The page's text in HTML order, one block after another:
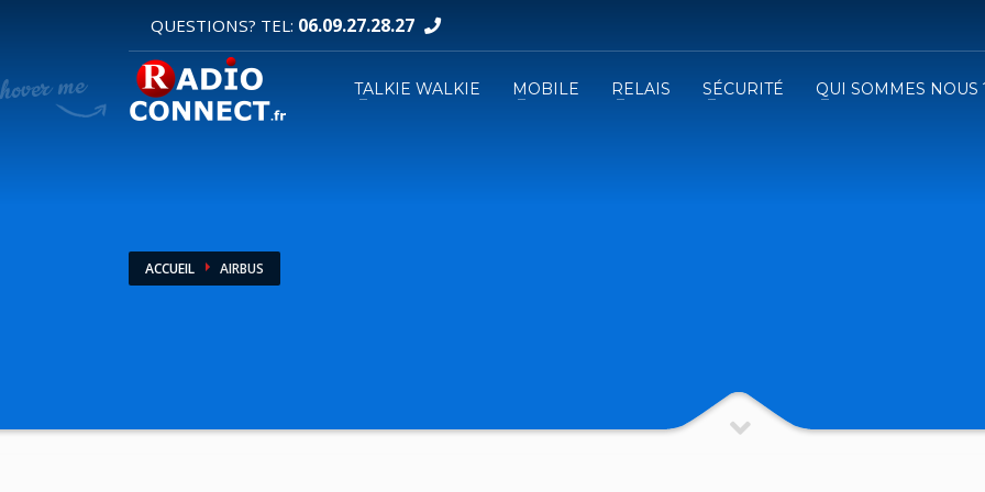
DEMANDE DE DEVIS
1 Sélectionnez vos produits.
QUESTIONS? TEL: 06.09.27.28.27
TALKIE WALKIE MOBILE RELAIS SÉCURITÉ QUI SOMMES NOUS
ACCUEIL AIRBUS